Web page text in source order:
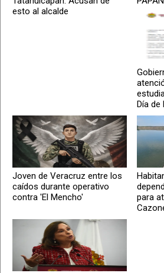
esto al alcalde
Día de
Joven de Veracruz entre los
caídos durante operativo
contra 'El Mencho'
para